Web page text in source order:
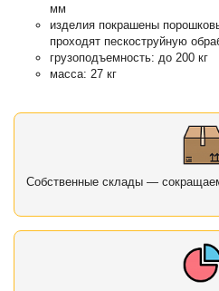
мм
изделия покрашены
проходят пескоструйную
грузоподъемность: до 200 кг
масса: 27 кг
Собственные склады —